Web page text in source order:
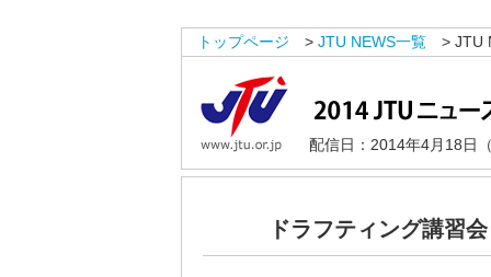
トップページ > JTU NEWS一覧 > JTU
配信日：2014年4月18日
ドラフティング講習